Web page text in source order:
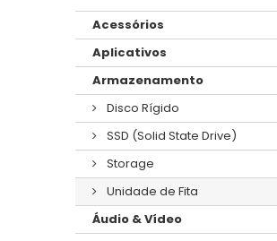
Acessórios
Aplicativos
Armazenamento
Disco Rígido
SSD (Solid State Drive)
Storage
Unidade de Fita
Áudio & Vídeo